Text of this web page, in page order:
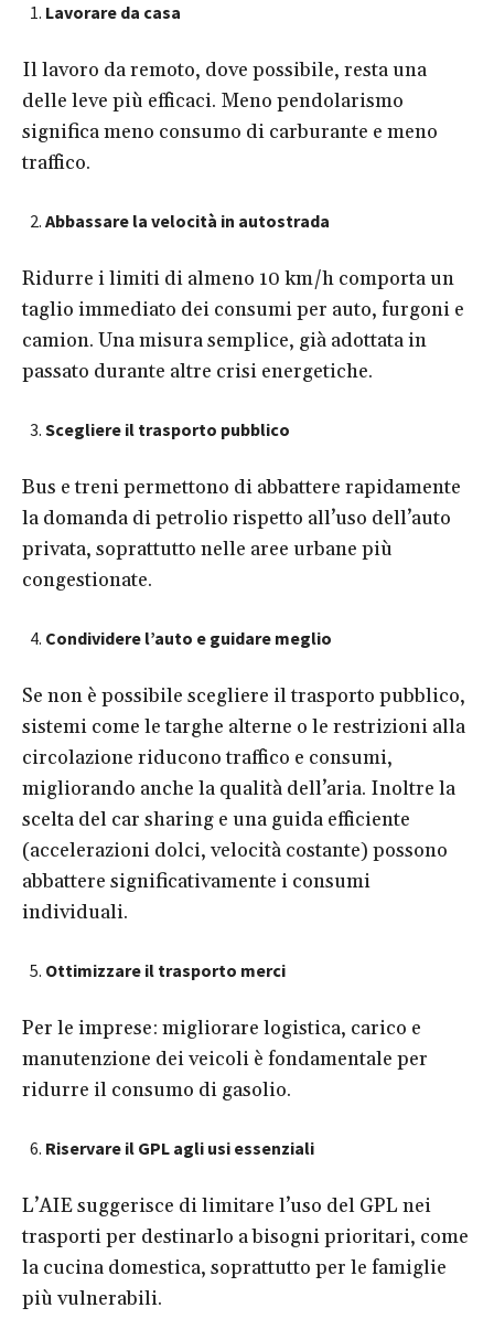
Lavorare da casa
Il lavoro da remoto, dove possibile, resta una
delle leve più efficaci. Meno pendolarismo
significa meno consumo di carburante e meno
traffico.
Abbassare la velocità in autostrada
Ridurre i limiti di almeno 10 km/h comporta un
taglio immediato dei consumi per auto, furgoni e
camion. Una misura semplice, già adottata in
passato durante altre crisi energetiche.
Scegliere il trasporto pubblico
Bus e treni permettono di abbattere rapidamente
la domanda di petrolio rispetto all’uso dell’auto
privata, soprattutto nelle aree urbane più
congestionate.
Condividere l’auto e guidare meglio
Se non è possibile scegliere il trasporto pubblico,
sistemi come le targhe alterne o le restrizioni alla
circolazione riducono traffico e consumi,
migliorando anche la qualità dell’aria. Inoltre la
scelta del car sharing e una guida efficiente
(accelerazioni dolci, velocità costante) possono
abbattere significativamente i consumi
individuali.
Ottimizzare il trasporto merci
Per le imprese: migliorare logistica, carico e
manutenzione dei veicoli è fondamentale per
ridurre il consumo di gasolio.
Riservare il GPL agli usi essenziali
L’AIE suggerisce di limitare l’uso del GPL nei
trasporti per destinarlo a bisogni prioritari, come
la cucina domestica, soprattutto per le famiglie
più vulnerabili.